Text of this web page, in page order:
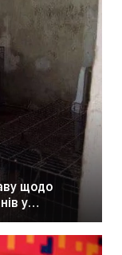
щодо
у